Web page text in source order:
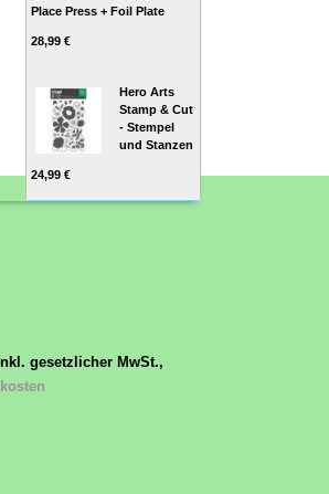
Place Press + Foil Plate
28,99 €
Hero Arts
Stamp & Cut
- Stempel
und Stanzen
24,99 €
gesetzlicher MwSt.,